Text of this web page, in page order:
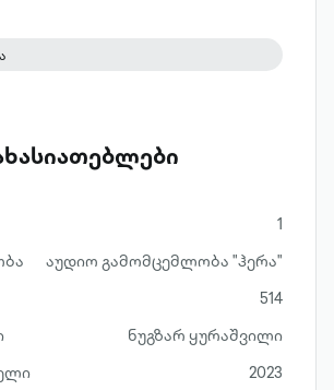
1
აუდიო გამომცემლობა "ჰერა"
514
ნუგზარ ყურაშვილი
2023